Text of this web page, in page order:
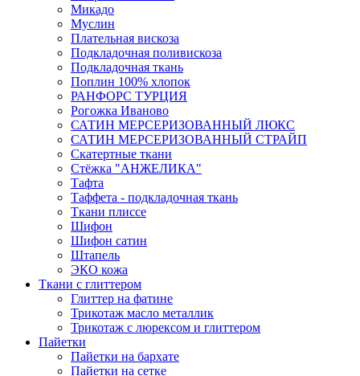
Микадо
Муслин
Плательная вискоза
Подкладочная поливискоза
Подкладочная ткань
Поплин 100% хлопок
РАНФОРС ТУРЦИЯ
Рогожка Иваново
САТИН МЕРСЕРИЗОВАННЫЙ ЛЮКС
САТИН МЕРСЕРИЗОВАННЫЙ СТРАЙП
Скатертные ткани
Стёжка "АНЖЕЛИКА"
Тафта
Таффета - подкладочная ткань
Ткани плиссе
Шифон
Шифон сатин
Штапель
ЭКО кожа
Ткани с глиттером
Глиттер на фатине
Трикотаж масло металлик
Трикотаж с люрексом и глиттером
Пайетки
Пайетки на бархате
Пайетки на сетке